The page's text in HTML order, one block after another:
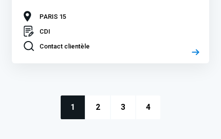
PARIS 15
CDI
Contact clientèle
1 2 3 4